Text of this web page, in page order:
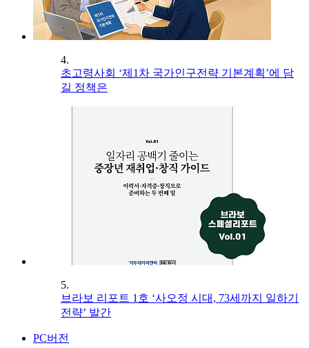
4.
초고령사회 ‘제1차 국가인구전략 기본계획’에 담
길 정책은
5.
브라보 리포트 1호 ‘사오정 시대, 73세까지 일하기
전략’ 발간
PC버전